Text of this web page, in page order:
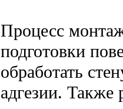
Процесс
подготовки
обработать
адгезии. Также